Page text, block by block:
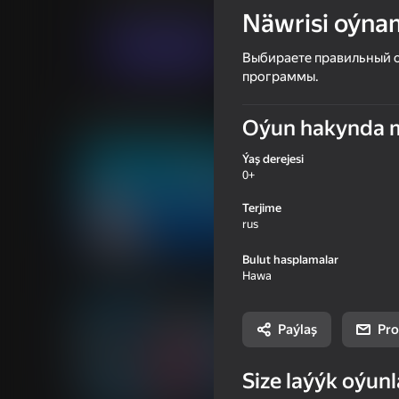
Ball Clicker
16+
Näwrisi
Выбираете правильный
программы.
Oýun hakynda
Ýaş derejesi
0+
Terjime
rus
Bulut hasplamalar
Hawa
Paýlaş
Size laýýk